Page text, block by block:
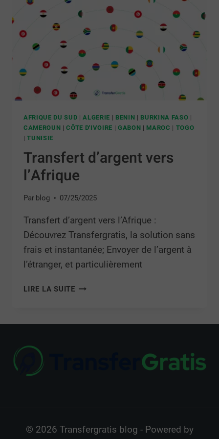
AFRIQUE DU SUD |ALGERIE | BENIN | BURKINA FASO |
CAMEROUN |CÔTE D'IVOIRE | GABON | MAROC | TOGO
|TUNISIE
Transfert d’argent vers
l’Afrique
Par blog 07/25/2025
Transfert d’argent vers l’Afrique :
Découvrez Transfergratis, la solution sans
frais et instantanée; Envoyer de l’argent à
l’étranger, et particulièrement
LIRE LA SUITE
© 2026 Transfergratis blog - Powered by